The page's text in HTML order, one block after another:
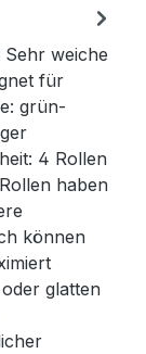
weiche
für
grün-
4 Rollen
haben
können
glatten